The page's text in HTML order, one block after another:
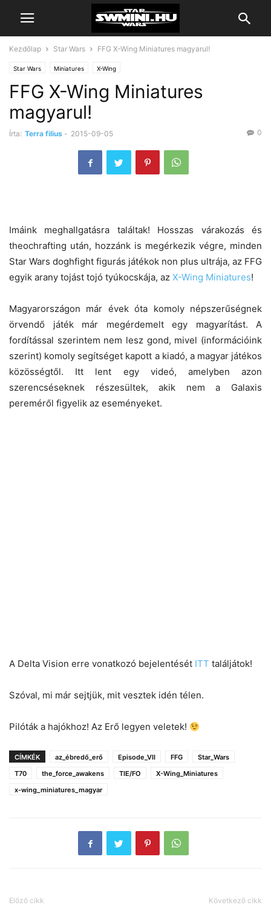
Kezdőlap Star Wars FFG X-Wing Miniatures magyarul!
Star Wars Miniatures X-Wing
FFG X-Wing Miniatures
magyarul!
Írta: Terra filius - 2015-09-05 0
Imáink meghallgatásra találtak! Hosszas várakozás és
theochrafting után, hozzánk is megérkezik végre, minden
Star Wars doghfight figurás játékok non plus ultrája, az FFG
egyik arany tojást tojó tyúkocskája, az X-Wing Miniatures!
Magyarországon már évek óta komoly népszerűségnek
örvendő játék már megérdemelt egy magyarítást. A
fordítással szerintem nem lesz gond, mivel (információink
szerint) komoly segítséget kapott a kiadó, a magyar játékos
közösségtől. Itt lent egy videó, amelyben azon
szerencséseknek részesültek, akik nem a Galaxis
pereméről figyelik az eseményeket.
A Delta Vision erre vonatkozó bejelentését ITT találjátok!
Szóval, mi már sejtjük, mit vesztek idén télen.
Pilóták a hajókhoz! Az Erő legyen veletek!
CÍMKÉK az_ébredő_erő Episode_VII FFG
Star_Wars
T70
the_force_awakens TIE/FO
X-Wing_Miniatures
x-wing_miniatures_magyar
Előző cikk Következő cikk